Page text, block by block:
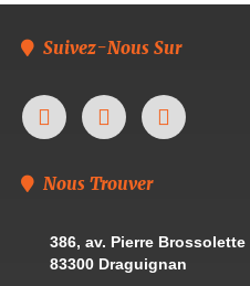
Suivez-Nous Sur
Nous Trouver
386, av. Pierre Brossolette
83300 Draguignan